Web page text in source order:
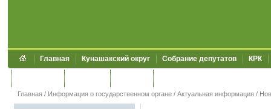
Главная Кунашакский округ Собрание депутатов КРК
Главная / Информация о государственном органе / Актуальная информация /